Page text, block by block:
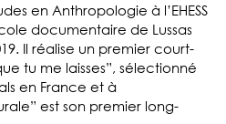
en Anthropologie à l’EHESS
documentaire de Lussas
Il réalise un premier court-
tu me laisses”, sélectionné
en France et à
est son premier long-